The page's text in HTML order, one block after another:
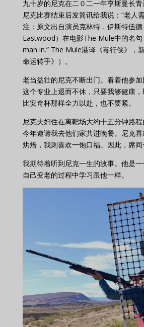
九十岁的尼克在二０二一年亨斯曼长
尼克比赛结束后发简讯给我说：“老人
注：原文出自演员克林特．伊斯特伍
Eastwood）在电影The Mule中的名句
man in.” The Mule港译《毒行侠》，
命运转手》）。
老当益壮的尼克不断出门。看着他参
这个专业上退而不休，只要我够健康
比安奇杯那样全力以赴，也不要紧。
尼克夫妇住在离靶场大约十五分钟路
今年邀请我去他们家共进晚餐。尼克
烘焙，我则喜欢一饱口福。因此，席间
我期待着听到尼克一生的故事。他是
自己变老的过程中学习跟他一样。